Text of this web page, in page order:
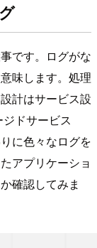
です。ログがな
味します。処理
計はサービス設
ドサービス
に色々なログを
アプリケーショ
確認してみま